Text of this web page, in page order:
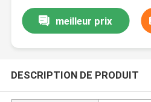
meilleur prix
DESCRIPTION DE PRODUIT